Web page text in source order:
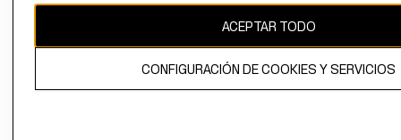
El contenido de esta página web está protegido por copyright y es
ACEPTAR TODO
CONFIGURACIÓN DE COOKIES Y SERVICIOS